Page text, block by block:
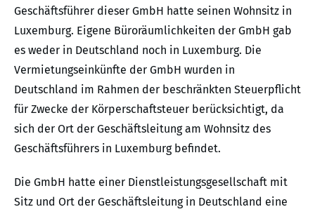
Geschäftsführer dieser GmbH hatte seinen Wohnsitz in
Luxemburg. Eigene Büroräumlichkeiten der GmbH gab
es weder in Deutschland noch in Luxemburg. Die
Vermietungseinkünfte der GmbH wurden in
Deutschland im Rahmen der beschränkten Steuerpflicht
für Zwecke der Körperschaftsteuer berücksichtigt, da
sich der Ort der Geschäftsleitung am Wohnsitz des
Geschäftsführers in Luxemburg befindet.
Die GmbH hatte einer Dienstleistungsgesellschaft mit
Sitz und Ort der Geschäftsleitung in Deutschland eine